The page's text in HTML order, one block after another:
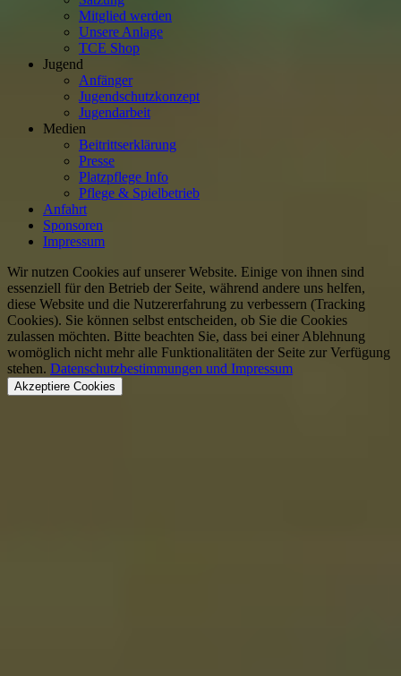
Mitglied werden
Unsere Anlage
TCE Shop
Jugend
Anfänger
Jugendschutzkonzept
Jugendarbeit
Medien
Beitrittserklärung
Presse
Platzpflege Info
Pflege & Spielbetrieb
Anfahrt
Sponsoren
Impressum
Wir nutzen Cookies auf unserer Website. Einige von ihnen sind
essenziell für den Betrieb der Seite, während andere uns helfen,
diese Website und die Nutzererfahrung zu verbessern (Tracking
Cookies). Sie können selbst entscheiden, ob Sie die Cookies
zulassen möchten. Bitte beachten Sie, dass bei einer Ablehnung
womöglich nicht mehr alle Funktionalitäten der Seite zur Verfügung
stehen. Datenschutzbestimmungen und Impressum
Akzeptiere Cookies